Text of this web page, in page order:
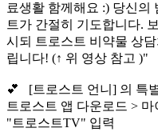
료생활 함께해요 :) 당신의
트가 간절히 기도합니다.
시되 트로스트 비약물 상
립니다! (↑ 위 영상 참고 )"
💕 [트로스트 언니] 의 특
트로스트 앱 다운로드 >
"트로스트TV" 입력